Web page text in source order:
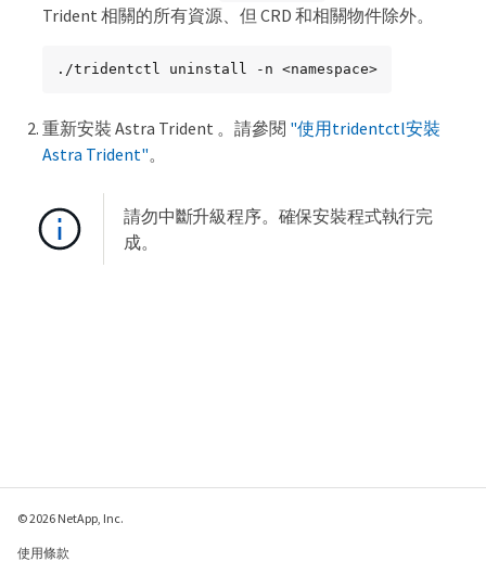
Trident 相關的所有資源、但 CRD 和相關物件除外。
./tridentctl uninstall -n <namespace>
重新安裝 Astra Trident 。請參閱 "使用tridentctl安裝
Astra Trident"。
請勿中斷升級程序。確保安裝程式執行完
成。
© 2026 NetApp, Inc.
使用條款